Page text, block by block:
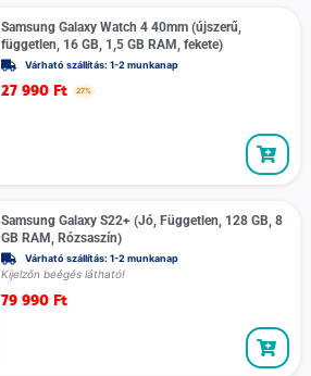
Samsung Galaxy Watch 4 40mm (újszerű,
független, 16 GB, 1,5 GB RAM, fekete)
Várható szállítás: 1-2 munkanap
27 990 Ft 27%
Samsung Galaxy S22+ (Jó, Független, 128 GB, 8
GB RAM, Rózsaszín)
Várható szállítás: 1-2 munkanap
Kijelzőn beégés látható!
79 990 Ft